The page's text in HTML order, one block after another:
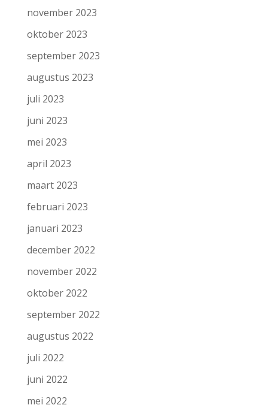
november 2023
oktober 2023
september 2023
augustus 2023
juli 2023
juni 2023
mei 2023
april 2023
maart 2023
februari 2023
januari 2023
december 2022
november 2022
oktober 2022
september 2022
augustus 2022
juli 2022
juni 2022
mei 2022